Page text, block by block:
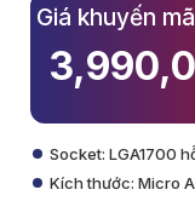
Giá khuyến
Socket: LGA1700
Kích thước: Micro